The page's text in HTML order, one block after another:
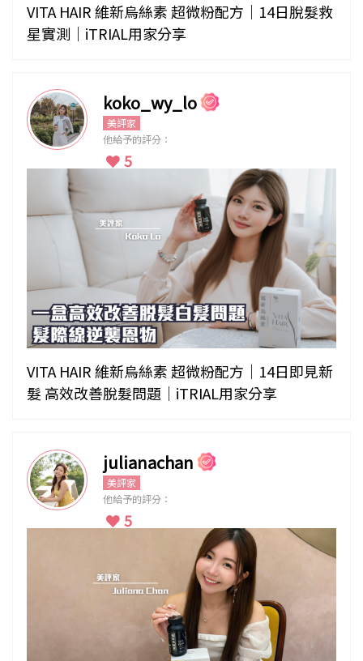
VITA HAIR 維新烏絲素 超微粉配方｜14日脫髮救
星實測｜iTRIAL用家分享
koko_wy_lo
美評家
他給予的評分：
5
VITA HAIR 維新烏絲素 超微粉配方｜14日即見新
髮 高效改善脫髮問題｜iTRIAL用家分享
julianachan
美評家
他給予的評分：
5